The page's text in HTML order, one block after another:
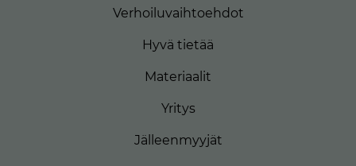
Verhoiluvaihtoehdot
Hyvä tietää
Materiaalit
Yritys
Jälleenmyyjät